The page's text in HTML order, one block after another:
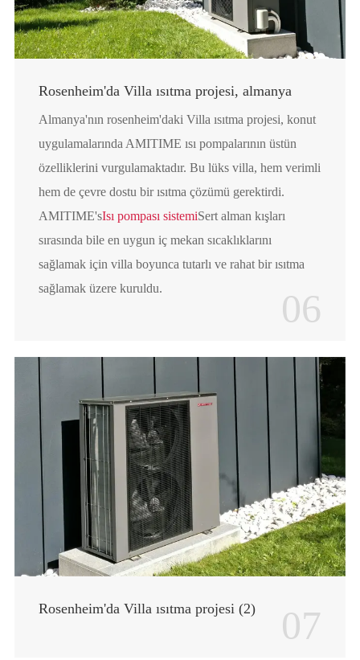
Rosenheim'da Villa ısıtma projesi, almanya
Almanya'nın rosenheim'daki Villa ısıtma projesi, konut
uygulamalarında AMITIME ısı pompalarının üstün
özelliklerini vurgulamaktadır. Bu lüks villa, hem verimli
hem de çevre dostu bir ısıtma çözümü gerektirdi.
AMITIME'sIsı pompası sistemiSert alman kışları
sırasında bile en uygun iç mekan sıcaklıklarını
sağlamak için villa boyunca tutarlı ve rahat bir ısıtma
sağlamak üzere kuruldu.
06
Rosenheim'da Villa ısıtma projesi (2) 07